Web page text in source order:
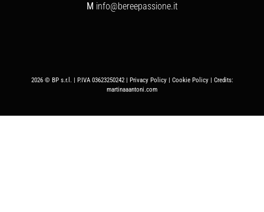
M info@bereepassione.it
2026 © BP s.r.l. | P.IVA 03623250242 | Privacy Policy| Cookie Policy| Credits:
martinaaantoni.com